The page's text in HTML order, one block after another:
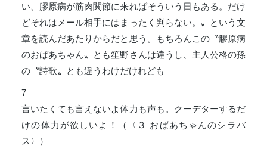
い、膠原病が筋肉関節に来ればそういう日もある。だけ
どそれはメール相手にはまったく判らない。〟という文
章を読んだあたりからだと思う。もちろんこの〝膠原病
のおばあちゃん〟とも笙野さんは違うし、主人公格の孫
の〝詩歌〟とも違うわけだけれども
7
言いたくても言えないよ体力も声も。クーデターするだ
けの体力が欲しいよ！（〈３ おばあちゃんのシラバ
ス〉）